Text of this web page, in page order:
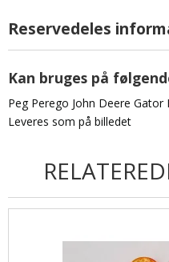
Reservedeles
Kan bruges på
Peg Perego John Deere Gator
Leveres som på billedet